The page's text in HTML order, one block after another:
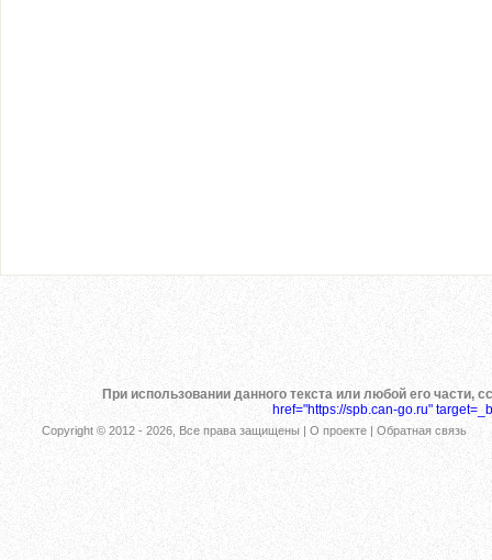
При использовании данного текста или любой его части,
href="https://spb.can-go.ru"
Copyright © 2012 - 2026, Все права защищены | О проекте | Обратная связь